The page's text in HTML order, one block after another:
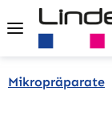
Zum Hauptinhalt
Mikropräparate